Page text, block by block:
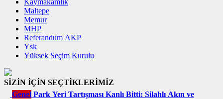
Maltepe
Memur
MHP
Referandum AKP
Ysk
Yüksek Seçim Kurulu
SİZİN İÇİN SEÇTİKLERİMİZ
Genel Park Yeri Tartışması Kanlı Bitti: Silahlı Akın ve